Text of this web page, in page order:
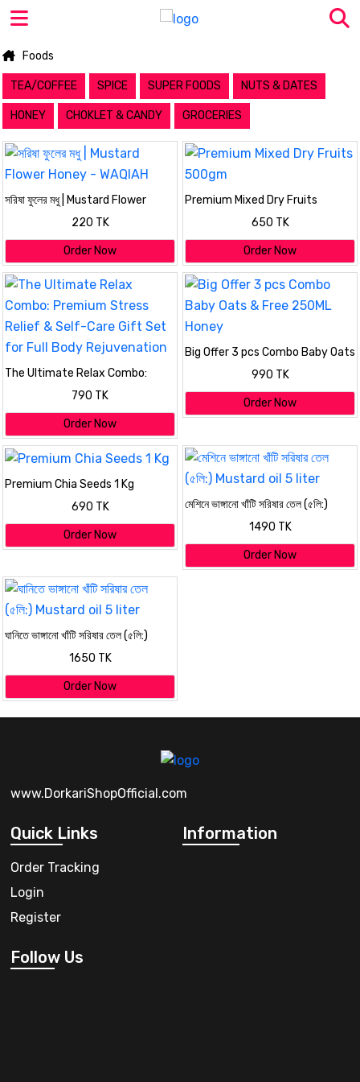
Foods
TEA/COFFEE SPICE SUPER FOODS NUTS & DATES
HONEY CHOKLET & CANDY GROCERIES
সরিষা ফুলের মধু | Mustard Flower
Honey - WAQIAH
220 TK
Order Now
Premium Mixed Dry Fruits
650 TK
Order Now
The Ultimate Relax Combo:
Premium Stress Relief & Self-
Care Gift Set for Full Body
Rejuvenation
790 TK
Order Now
Big Offer 3 pcs Combo Baby Oats
& Free 250ML Honey
990 TK
Order Now
Premium Chia Seeds 1 Kg
690 TK
Order Now
মেশিনে ভাঙ্গানো খাঁটি সরিষার তেল (৫লি:)
Mustard oil 5 liter
1490 TK
Order Now
ঘানিতে ভাঙ্গানো খাঁটি সরিষার তেল (৫লি:)
Mustard oil 5 liter
1650 TK
Order Now
www.DorkariShopOfficial.com
Quick Links
Order Tracking
Login
Register
Information
Follow Us